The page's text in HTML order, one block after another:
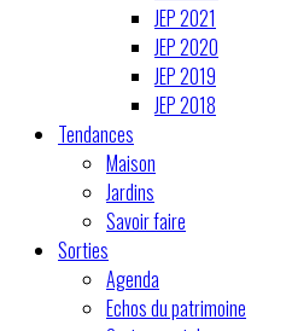
JEP 2021
JEP 2020
JEP 2019
JEP 2018
Tendances
Maison
Jardins
Savoir faire
Sorties
Agenda
Echos du patrimoine